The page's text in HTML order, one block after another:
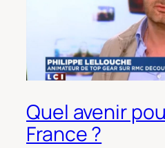
Quel avenir
France ?